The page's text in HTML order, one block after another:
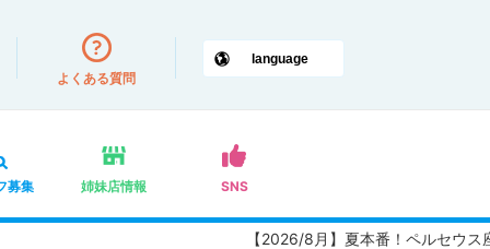
よくある質問
募集 姉妹店情報 SNS
【2026/8月】夏本番！ペルセウス